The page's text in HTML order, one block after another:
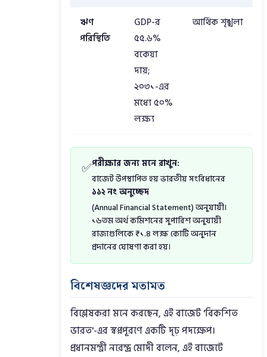
ঋণ
পরিস্থিতি
GDP-র
৫৫.৬%
বকেয়া
দায়;
২০৩১-এর
মধ্যে ৫০%
লক্ষ্য
আর্থিক শৃঙ্খলা
✅পরীক্ষার জন্য মনে রাখুন:
বাজেট উপস্থাপিত হয় ভারতীয় সংবিধানের
১১২ নং অনুচ্ছেদ
(Annual Financial Statement) অনুযায়ী।
১৬তম অর্থ কমিশনের সুপারিশ অনুযায়ী
রাজ্যগুলিকে ₹১.৪ লক্ষ কোটি অনুদান
প্রদানের ঘোষণা করা হয়।
বিশেষজ্ঞদের মতামত
বিশ্লেষকরা মনে করছেন, এই বাজেট 'বিকশিত
ভারত'-এর স্বপ্নপূরণে একটি দৃঢ় পদক্ষেপ।
প্রধানমন্ত্রী নরেন্দ্র মোদী বলেন, এই বাজেটে